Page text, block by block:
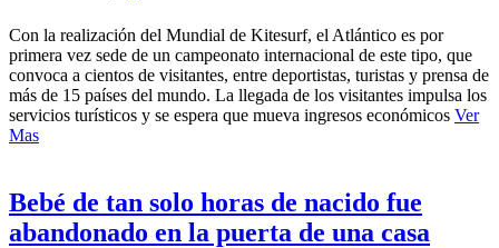
Con la realización del Mundial de Kitesurf, el Atlántico es por
primera vez sede de un campeonato internacional de este tipo, que
convoca a cientos de visitantes, entre deportistas, turistas y prensa de
más de 15 países del mundo. La llegada de los visitantes impulsa los
servicios turísticos y se espera que mueva ingresos económicos Ver
Mas
Bebé de tan solo horas de nacido fue
abandonado en la puerta de una casa